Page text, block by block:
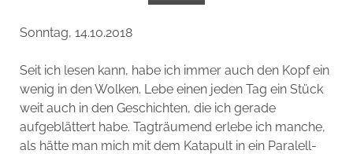
Sonntag, 14.10.2018
Seit ich lesen kann, habe ich immer auch den Kopf ein
wenig in den Wolken. Lebe einen jeden Tag ein Stück
weit auch in den Geschichten, die ich gerade
aufgeblättert habe. Tagträumend erlebe ich manche,
als hätte man mich mit dem Katapult in ein Paralell-